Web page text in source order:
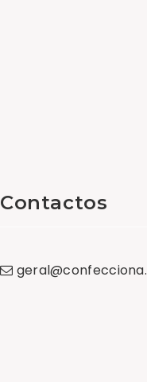
Contactos
geral@confecciona.